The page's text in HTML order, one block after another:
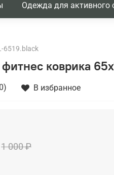
Одежда для активного
6519.black
коврика
В избранное
1 000 ₽